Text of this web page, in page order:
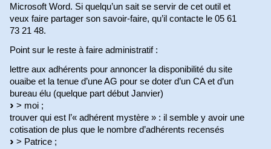
Microsoft Word. Si quelqu’un sait se servir de cet outil et
veux faire partager son savoir-faire, qu’il contacte le 05 61
73 21 48.
Point sur le reste à faire administratif :
lettre aux adhérents pour annoncer la disponibilité du site
ouaibe et la tenue d’une AG pour se doter d’un CA et d’un
bureau élu (quelque part début Janvier)
> moi ;
trouver qui est l’« adhérent mystère » : il semble y avoir une
cotisation de plus que le nombre d’adhérents recensés
> Patrice ;